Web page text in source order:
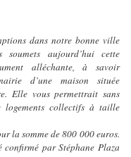
dans notre bonne ville
soumets aujourd’hui cette
alléchante, à savoir
d’une maison située
Elle vous permettrait sans
collectifs à taille
la somme de 800 000 euros.
confirmé par Stéphane Plaza